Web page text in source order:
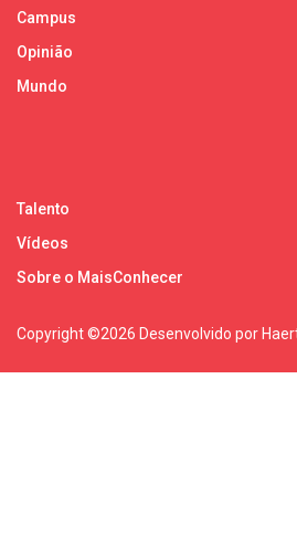
Campus
Opinião
Mundo
Talento
Vídeos
Sobre o MaisConhecer
Copyright ©2026 Desenvolvido por